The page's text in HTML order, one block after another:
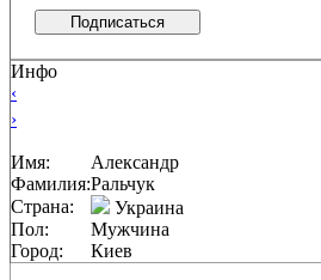
Подписаться
Инфо
‹
›
Имя:
Александр
Фамилия:Ральчук
Страна:
Украина
Пол:
Мужчина
Город:
Киев